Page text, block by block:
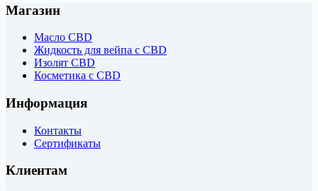
Магазин
Масло CBD
Жидкость для вейпа с CBD
Изолят CBD
Косметика с CBD
Информация
Контакты
Сертификаты
Клиентам